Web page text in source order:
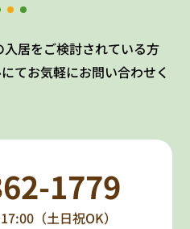
入居をご検討されている方
てお気軽にお問い合わせく
1779
（土日祝OK）